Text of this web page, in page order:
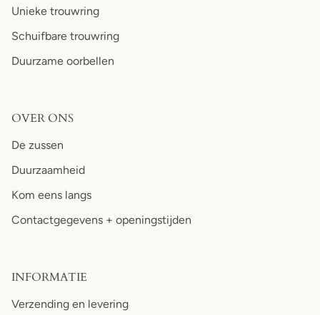
Unieke trouwring
Schuifbare trouwring
Duurzame oorbellen
OVER ONS
De zussen
Duurzaamheid
Kom eens langs
Contactgegevens + openingstijden
INFORMATIE
Verzending en levering